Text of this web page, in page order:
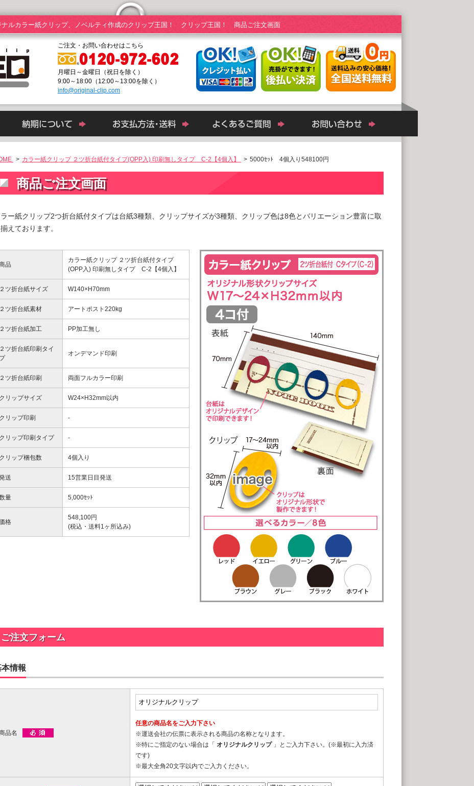
ナルカラー紙クリップ、ノベルティ作成のクリップ王国！ クリップ王国！ 商品ご注文画面
ご注文・お問い合わせはこちら
月曜日～金曜日（祝日を除く）
9:00～18:00（12:00～13:00を除く）
info@original-clip.com
> カラー紙クリップ ２ツ折台紙付タイプ(OPP入) 印刷無しタイプ C-2【4個入】 > 5000ｾｯﾄ 4個入り548100円
商品ご注文画面
ー紙クリップ2つ折台紙付タイプは台紙3種類、クリップサイズが3種類、クリップ色は8色とバリエーション豊富に取
揃えております。
品
カラー紙クリップ ２ツ折台紙付タイプ
(OPP入) 印刷無しタイプ C-2【4個入】
２ツ折台紙サイズ W140×H70mm
２ツ折台紙素材 アートポスト220kg
２ツ折台紙加工 PP加工無し
２ツ折台紙印刷タイ
プ
オンデマンド印刷
２ツ折台紙印刷 両面フルカラー印刷
クリップサイズ W24×H32mm以内
クリップ印刷 -
クリップ印刷タイプ -
クリップ梱包数 4個入り
送 15営業日目発送
量 5,000ｾｯﾄ
格
548,100円
(税込・送料1ヶ所込み)
ご注文フォーム
情報
品名
任意の商品名をご入力下さい
※運送会社の伝票に表示される商品の名称となります。
※特にご指定のない場合は「 オリジナルクリップ」とご入力下さい。(※最初に入力済
です)
※最大全角20文字以内でご入力ください。
クリップ印刷なし形状カット
印刷付きタイプ
@32.52～
クリップ印刷なし形状カット
クリップ印刷なし形状カット
(5,000個 1個あたり) (5,000個 1個あたり)
フック台紙付タイプ
リップ印刷有
(5,000個 1個あたり)
ミニ箱タイプ
@122.58～
(5,000個 1個あたり)
(5,000個 1個あたり)
リルクリップ印刷有
グネットクリップ